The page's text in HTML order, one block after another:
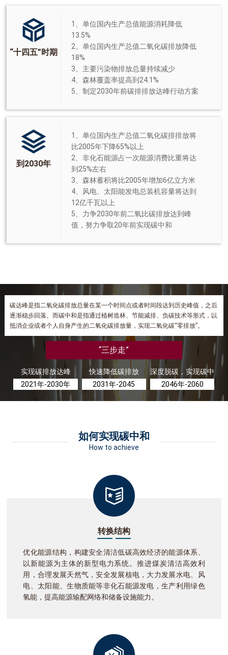
“十四五”时期
1、单位国内生产总值能源消耗降低
13.5%
2、单位国内生产总值二氧化碳排放降低
18%
3、主要污染物排放总量持续减少
4、森林覆盖率提高到24.1%
5、制定2030年前碳排排放达峰行动方案
到2030年
1、单位国内生产总值二氧化碳排排放将
比2005年下降65%以上
2、非化石能源占一次能源消费比重将达
到25%左右
3、森林蓄积将比2005年增加6亿立方米
4、风电、太阳能发电总装机容量将达到
12亿千瓦以上
5、力争2030年前二氧比碳排放达到峰
值，努力争取20年前实现碳中和
碳达峰是指二氧化碳排放总量在某一个时间点或者时间段达到历史峰值，之后
逐渐稳步回落。而碳中和是指通过植树造林、节能减排、负碳技术等形式，以
抵消企业或者个人自身产生的二氧化碳排放量，实现二氧化碳“零排放”。
“三步走”
实现碳排放达峰
2021年-2030年
快速降低碳排放
2031年-2045
深度脱碳，实现碳中
和
2046年-2060
如何实现碳中和
How to achieve
转换结构
优化能源结构，构建安全清洁低碳高效经济的能源体系、
以新能源为主体的新型电力系统。推进煤炭清洁高效利
用，合理发展天然气，安全发展核电，大力发展水电、风
电、太阳能、生物质能等非化石能源发电，生产利用绿色
氢能，提高能源输配网络和储备设施能力。